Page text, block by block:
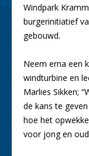
Windpark
burgerinitiatief
gebouwd.
Neem erna een
windturbine en
Marlies Sikken;
de kans te
hoe het
voor jong en